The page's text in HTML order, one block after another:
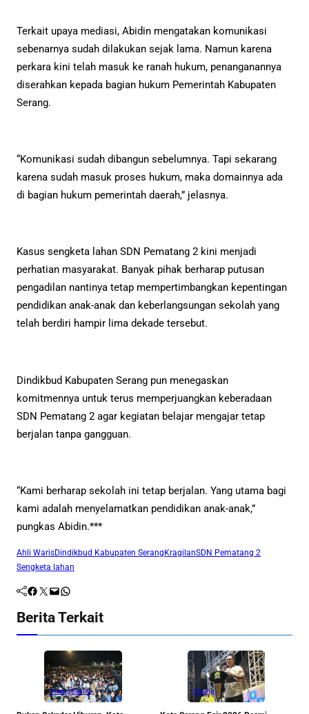
Terkait upaya mediasi, Abidin mengatakan komunikasi
sebenarnya sudah dilakukan sejak lama. Namun karena
perkara kini telah masuk ke ranah hukum, penanganannya
diserahkan kepada bagian hukum Pemerintah Kabupaten
Serang.
“Komunikasi sudah dibangun sebelumnya. Tapi sekarang
karena sudah masuk proses hukum, maka domainnya ada
di bagian hukum pemerintah daerah,” jelasnya.
Kasus sengketa lahan SDN Pematang 2 kini menjadi
perhatian masyarakat. Banyak pihak berharap putusan
pengadilan nantinya tetap mempertimbangkan kepentingan
pendidikan anak-anak dan keberlangsungan sekolah yang
telah berdiri hampir lima dekade tersebut.
Dindikbud Kabupaten Serang pun menegaskan
komitmennya untuk terus memperjuangkan keberadaan
SDN Pematang 2 agar kegiatan belajar mengajar tetap
berjalan tanpa gangguan.
“Kami berharap sekolah ini tetap berjalan. Yang utama bagi
kami adalah menyelamatkan pendidikan anak-anak,”
pungkas Abidin.***
Ahli WarisDindikbud Kabupaten Serang KragilanSDN Pematang 2
Sengketa lahan
Facebook Twitter Mail WhatsApp
Berita Terkait
SerangBanten Serang